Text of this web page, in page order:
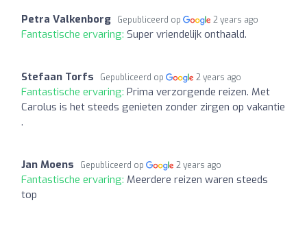
Petra Valkenborg Gepubliceerd op 2 years ago
Fantastische ervaring: Super vriendelijk onthaald.
Stefaan Torfs Gepubliceerd op 2 years ago
Fantastische ervaring: Prima verzorgende reizen. Met
Carolus is het steeds genieten zonder zirgen op vakantie
.
Jan Moens Gepubliceerd op 2 years ago
Fantastische ervaring: Meerdere reizen waren steeds
top